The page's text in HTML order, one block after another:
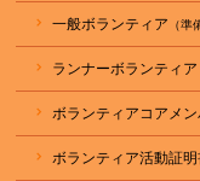
一般ボランティア
ランナーボランティア
ボランティアコアメン
ボランティア活動証明